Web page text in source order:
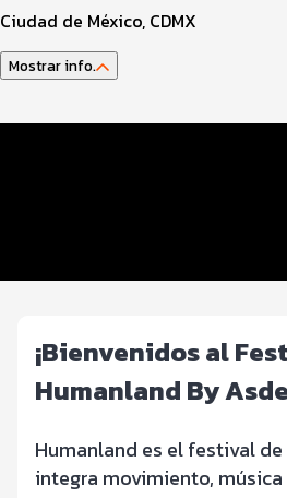
Ciudad de México, CDMX
Mostrar info.
¡Bienvenidos al
Humanland By
Humanland es el festival
integra movimiento,